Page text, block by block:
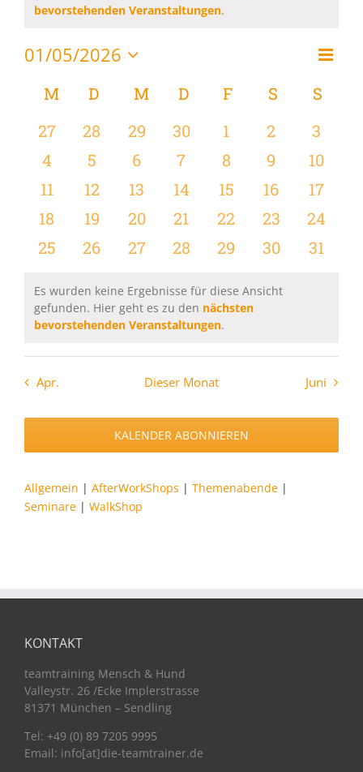
bevorstehenden Veranstaltungen.
Monat
01/05/2026
wählen.
Kalender
von
Veranstaltungen
MMONTAG
D DIENSTAG
MMITTWOCH
D DONNERSTAG
F FREITAG
S SAMSTAG
S
0
Veranstaltungen
27
0
Veranstaltungen
28
0
Veranstaltungen
29
0
Veranstaltungen
30
0
Veranstaltungen
1
0
2
0
3
0
Veranstaltungen
4
0
Veranstaltungen
5
0
Veranstaltungen
6
0
Veranstaltungen
7
0
Veranstaltungen
8
0
9
0
10
0
Veranstaltungen
11
0
Veranstaltungen
12
0
Veranstaltungen
13
0
Veranstaltungen
14
0
Veranstaltungen
15
0
16
0
17
0
Veranstaltungen
18
0
Veranstaltungen
19
0
Veranstaltungen
20
0
Veranstaltungen
21
0
Veranstaltungen
22
0
23
0
24
0
25
0
26
0
27
0
28
0
29
0
30
0
31
Hinweis
Es wurden keine Ergebnisse für diese Ansicht
gefunden. Hier geht es zu den nächsten
bevorstehenden Veranstaltungen.
Apr. Dieser Monat Juni
KALENDER ABONNIEREN
Allgemein | AfterWorkShops | Themenabende |
Seminare | WalkShop
KONTAKT
teamtraining Mensch & Hund
Valleystr. 26 /Ecke Implerstrasse
81371 München – Sendling
Tel: +49 (0) 89 7205 9995
Email: info[at]die-teamtrainer.de